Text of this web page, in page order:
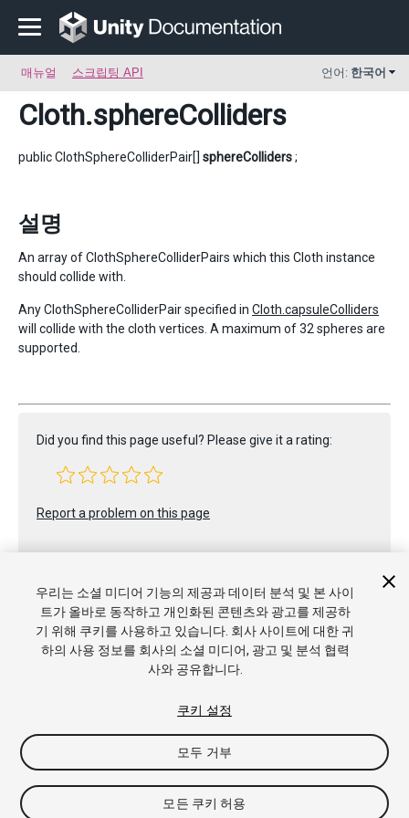
매뉴얼 스크립팅 API 언어: 한국어
Cloth.sphereColliders
public ClothSphereColliderPair[] sphereColliders;
설명
An array of ClothSphereColliderPairs which this Cloth instance
should collide with.
Any ClothSphereColliderPair specified in Cloth.capsuleColliders
will collide with the cloth vertices. A maximum of 32 spheres are
supported.
Did you find this page useful? Please give it a rating:
Report a problem on this page
Copyright © 2022 Unity Technologies. Publication 2022.2
커뮤니티 답변 기술 자료 포럼
쿠키 기본 설정
우리는 소셜 미디어 기능의 제공과 데이터 분석 및 본 사이
트가 올바로 동작하고 개인화된 콘텐츠와 광고를 제공하
기 위해 쿠키를 사용하고 있습니다. 회사 사이트에 대한 귀
하의 사용 정보를 회사의 소셜 미디어, 광고 및 분석 협력
사와 공유합니다.
쿠키 설정
모두 거부
모든 쿠키 허용